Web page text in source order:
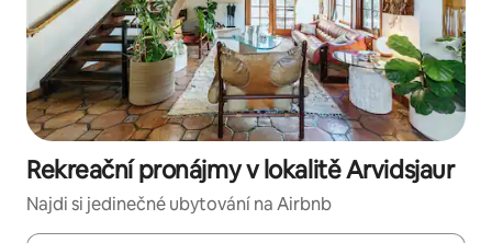
Rekreační pronájmy v lokalitě Arvidsjaur
Najdi si jedinečné ubytování na Airbnb